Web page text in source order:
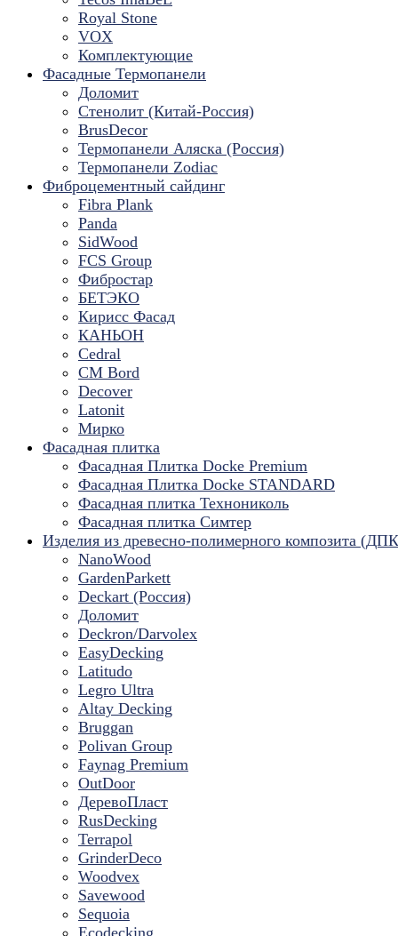
Royal Stone
VOX
Комплектующие
Фасадные Термопанели
Доломит
Стенолит (Китай-Россия)
BrusDecor
Термопанели Аляска (Россия)
Термопанели Zodiac
Фиброцементный сайдинг
Fibra Plank
Panda
SidWood
FCS Group
Фибростар
БЕТЭКО
Кирисс Фасад
КАНЬОН
Cedral
CM Bord
Decover
Latonit
Мирко
Фасадная плитка
Фасадная Плитка Docke Premium
Фасадная Плитка Docke STANDARD
Фасадная плитка Технониколь
Фасадная плитка Симтер
Изделия из древесно-полимерного композита
NanoWood
GardenParkett
Deckart (Россия)
Доломит
Deckron/Darvolex
EasyDecking
Latitudo
Legro Ultra
Altay Decking
Bruggan
Polivan Group
Faynag Premium
OutDoor
ДеревоПласт
RusDecking
Terrapol
GrinderDeco
Woodvex
Savewood
Sequoia
Ecodecking